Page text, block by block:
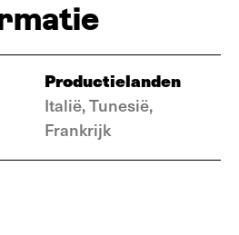
Productielanden
Italië, Tunesië,
Frankrijk